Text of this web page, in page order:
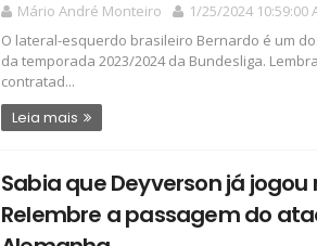
Mário André Monteiro
1/25/2024 10:59:00
O lateral-esquerdo brasileiro Bernardo é um
da temporada 2023/2024 da Bundesliga.
contratad...
Leia mais
Sabia que Deyverson já jogou
Relembre a passagem do